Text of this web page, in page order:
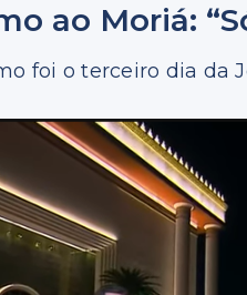
ao Moriá:
foi o terceiro dia da